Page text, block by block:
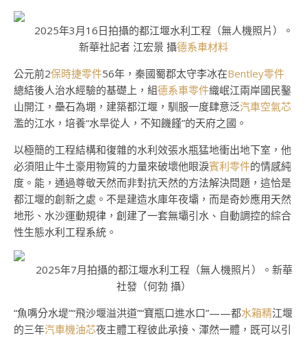
2025年3月16日拍攝的都江堰水利工程（無人機照片）。
新華社記者 江宏景 攝德系車材料
公元前2保時捷零件56年，秦國蜀郡太守李冰在Bentley零件
總結後人治水經驗的基礎上，組德系車零件織岷江兩岸國民鑿
山開江，壘石為堋，建築都江堰，馴服一度肆意泛汽車空氣芯
濫的江水，培養“水旱從人，不知饑饉”的天府之國。
以極簡的工程結構和復雜的水利效張水瓶猛地衝出地下室，他
必須阻止牛土豪用物質的力量來破壞他眼淚賓利零件的情感純
度。能，通過尊敬天然而非對抗天然的方法解決問題，這恰是
都江堰的創新之處。不是建造水庫年夜壩，而是奇妙應用天然
地形、水沙運動規律，創建了一套無壩引水、自動調控的綜合
性生態水利工程系統。
2025年7月拍攝的都江堰水利工程（無人機照片）。新華
社發（何勃 攝）
“魚嘴分水堤”“飛沙堰溢洪道”“寶瓶口進水口”——都水箱精江堰
的三年汽車機油芯夜主體工程彼此承接、渾然一體，既可以引